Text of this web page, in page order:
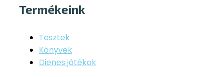
Termékeink
Tesztek
Könyvek
Dienes játékok